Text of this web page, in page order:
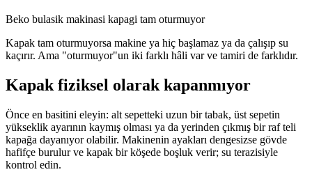
Beko bulasik makinasi kapagi tam oturmuyor
Kapak tam oturmuyorsa makine ya hiç başlamaz ya da çalışıp su
kaçırır. Ama "oturmuyor"un iki farklı hâli var ve tamiri de farklıdır.
Kapak fiziksel olarak kapanmıyor
Önce en basitini eleyin: alt sepetteki uzun bir tabak, üst sepetin
yükseklik ayarının kaymış olması ya da yerinden çıkmış bir raf teli
kapağa dayanıyor olabilir. Makinenin ayakları dengesizse gövde
hafifçe burulur ve kapak bir köşede boşluk verir; su terazisiyle
kontrol edin.